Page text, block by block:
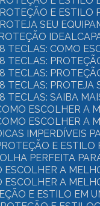
E ESTILO
SEU
IDEAL
TECLAS: COMO
TECLAS:
TECLAS:
TECLAS: PROTEJA
TECLAS: SAIBA
ESCOLHER
ESCOLHER
IMPERDÍVEIS
E
PERFEITA
ESCOLHER A
ESCOLHER A
E ESTILO EM